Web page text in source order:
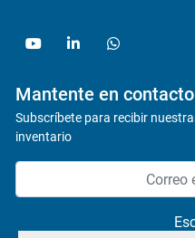
youtubelinkedinwhatsapp
Mantente en
Subscríbete para recibir
inventario